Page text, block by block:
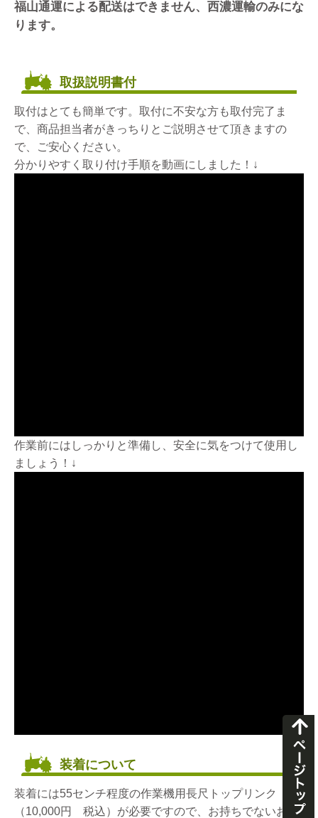
福山通運による配送はできません、西濃運輸のみにな
ります。
取扱説明書付
取付はとても簡単です。取付に不安な方も取付完了ま
で、商品担当者がきっちりとご説明させて頂きますの
で、ご安心ください。
分かりやすく取り付け手順を動画にしました！↓
作業前にはしっかりと準備し、安全に気をつけて使用し
ましょう！↓
装着について
装着には55センチ程度の作業機用長尺トップリンク
（10,000円 税込）が必要ですので、お持ちでないお客